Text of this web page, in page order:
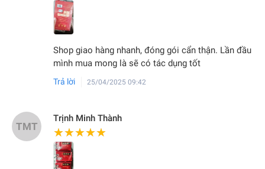
Shop giao hàng nhanh, đóng gói cẩn thận. Lần đầu
mình mua mong là sẽ có tác dụng tốt
Trả lời 25/04/2025 09:42
TMT
Trịnh Minh Thành
★★★★★
★★★★★